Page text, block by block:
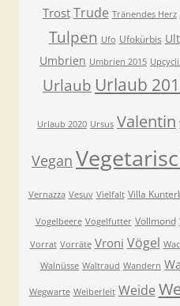
Trost Trude Tränendes Herz
Tulpen Ufo Ufokürbis
Umbrien Umbrien 2015
Urlaub Urlaub
Urlaub 2020 Ursus Valentin
Vegan
Vernazza Vesuv Vielfalt Villa
Vogelbeere Vogelfutter Vollmond
Vorrat Vorräte Vroni Vögel
Walnüsse Waltraud Wandern
Wegwarte Weiberleit Weide